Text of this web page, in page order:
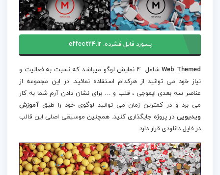
پسورد فایل فشرده:effect24.ir
Web Themed
شامل 4 نمایش لوگو میباشد که نسبت به فعالیت و
نیاز خود می توانید از هرکدام استفاده نمائید. در این مجموعه از
عناصر سه بعدی ایموجی ، قلب و … برای نشان دادن آرم شما به کار
می برد و در کمترین زمان می توانید لوگوی خود را طبق آموزش
ویدیویی در پروژه جایگذاری کنید. همچنین موسیقی اصلی این قالب
در فایل دانلودی قرار دارد.